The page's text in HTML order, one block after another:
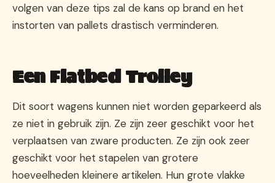
volgen van deze tips zal de kans op brand en het
instorten van pallets drastisch verminderen.
Een Flatbed Trolley
Dit soort wagens kunnen niet worden geparkeerd als
ze niet in gebruik zijn. Ze zijn zeer geschikt voor het
verplaatsen van zware producten. Ze zijn ook zeer
geschikt voor het stapelen van grotere
hoeveelheden kleinere artikelen. Hun grote vlakke